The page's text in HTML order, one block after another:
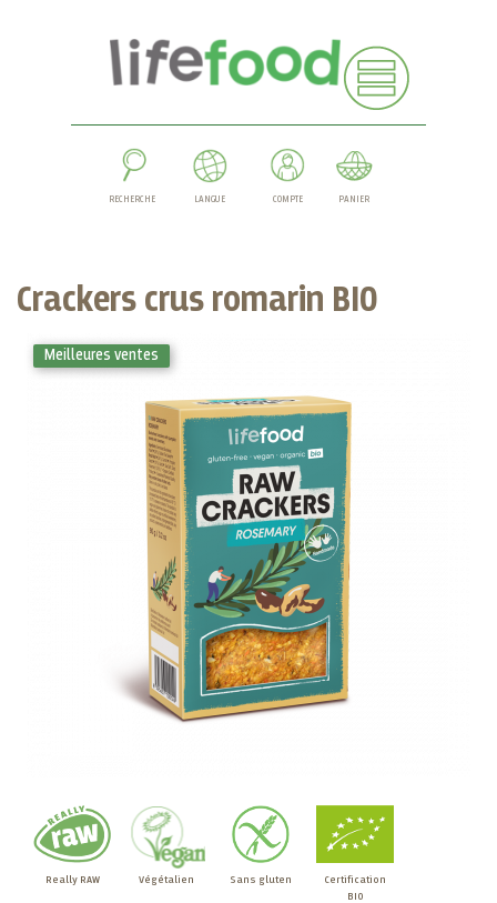
RECHERCHE LANGUE COMPTE PANIER
Crackers crus romarin BIO
Meilleures ventes
Really RAW Végétalien Sans gluten
Certification
BIO